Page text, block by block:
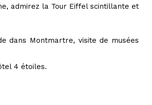
admirez la Tour Eiffel scintillante et
dans Montmartre, visite de musées
4 étoiles.